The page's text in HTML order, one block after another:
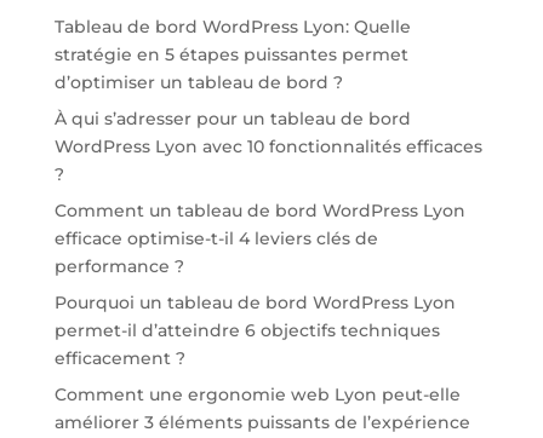
Tableau de bord WordPress Lyon: Quelle
stratégie en 5 étapes puissantes permet
d’optimiser un tableau de bord ?
À qui s’adresser pour un tableau de bord
WordPress Lyon avec 10 fonctionnalités efficaces
?
Comment un tableau de bord WordPress Lyon
efficace optimise-t-il 4 leviers clés de
performance ?
Pourquoi un tableau de bord WordPress Lyon
permet-il d’atteindre 6 objectifs techniques
efficacement ?
Comment une ergonomie web Lyon peut-elle
améliorer 3 éléments puissants de l’expérience